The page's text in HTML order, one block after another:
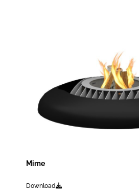
Mime
Download